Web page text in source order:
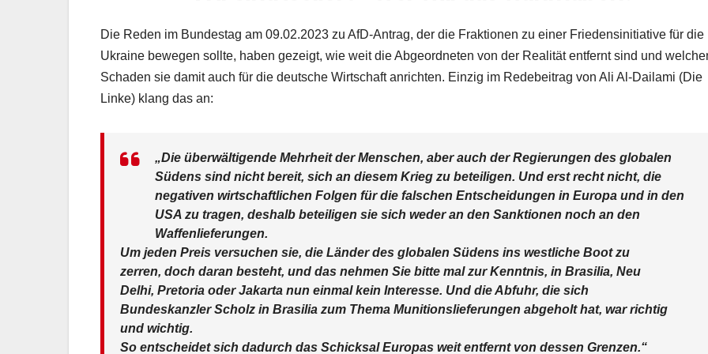
Die Reden im Bundestag am 09.02.2023 zu AfD-Antrag, der die Fraktionen zu einer Friedensinitiative für die
Ukraine bewegen sollte, haben gezeigt, wie weit die Abgeordneten von der Realität entfernt sind und
Schaden sie damit auch für die deutsche Wirtschaft anrichten. Einzig im Redebeitrag von Ali Al-Dailami (Die
Linke) klang das an:
„Die überwältigende Mehrheit der Menschen, aber auch der Regierungen des globalen
Südens sind nicht bereit, sich an diesem Krieg zu beteiligen. Und erst recht nicht, die
negativen wirtschaftlichen Folgen für die falschen Entscheidungen in Europa und in den
USA zu tragen, deshalb beteiligen sie sich weder an den Sanktionen noch an den
Waffenlieferungen.
Um jeden Preis versuchen sie, die Länder des globalen Südens ins westliche Boot zu
zerren, doch daran besteht, und das nehmen Sie bitte mal zur Kenntnis, in Brasilia, Neu
Delhi, Pretoria oder Jakarta nun einmal kein Interesse. Und die Abfuhr, die sich
Bundeskanzler Scholz in Brasilia zum Thema Munitionslieferungen abgeholt hat, war richtig
und wichtig.
So entscheidet sich dadurch das Schicksal Europas weit entfernt von dessen Grenzen.“